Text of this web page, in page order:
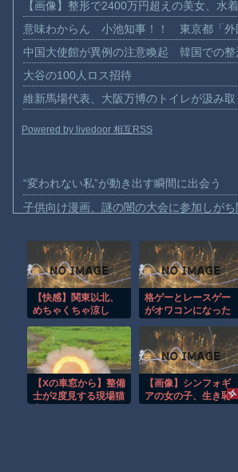
【画像】整形で2400万円超えの美女、水
意味わからん 小池知事！！ 東京都「外
中国大使館が異例の注意喚起 韓国での整
大谷の100人ロス招待
維新馬場代表、大阪万博のトイレが汲み
Powered by livedoor 相互RSS
“変われない私”が動き出す瞬間に出会う
子供向け漫画、謎の闇の大会に参加しがち
【動画】両方馬鹿（笑）ミニストップで
【動画】地震発生時の熊本総合病院の手
【動画】野菜売りのおじさんにドローン
【朗報】大人気漫画「GANTZ」が
まだ墓石があるだけマシと見るべきか。今
【動画】新型のさすまた、限界突破ｗｗｗ
【快感】関東以北、
めちゃくちゃ涼し
20℃から25℃。エア
コン不要。
格ゲーとレースゲー
がオワコンになった
【Xの車窓から】整備
士が2度見する現場猫
【画像】シンフォギ
アの女の子、生き恥